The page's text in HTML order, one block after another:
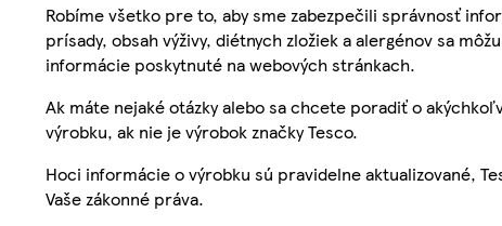
Robíme všetko pre to, aby sme zabezpečili správnosť
prísady, obsah výživy, diétnych zložiek a alergénov sa
informácie poskytnuté na webových stránkach.
Ak máte nejaké otázky alebo sa chcete poradiť o
výrobku, ak nie je výrobok značky Tesco.
Hoci informácie o výrobku sú pravidelne aktualizované,
Vaše zákonné práva.